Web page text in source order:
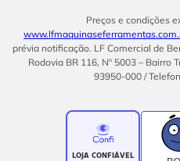
Preços e condições
prévia notificação. LF Comercial de
Rodovia BR 116, Nº 5003 – Bairro
93950-000 /